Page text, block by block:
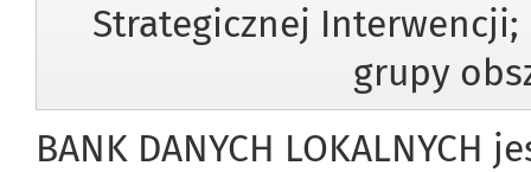
Strategicznej Interwencji;
grupy
BANK DANYCH